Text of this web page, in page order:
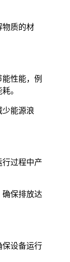
物质的材
性能，例
。
少能源浪
行过程中产
确保排放达
保设备运行